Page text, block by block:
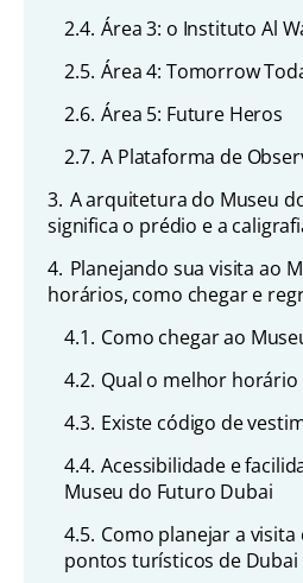
2.4. Área 3: o Instituto Al
2.5. Área 4: Tomorrow
2.6. Área 5: Future Heros
2.7. A Plataforma de
3. A arquitetura do Museu
significa o prédio e a
4. Planejando sua visita ao
horários, como chegar e
4.1. Como chegar ao
4.2. Qual o melhor
4.3. Existe código de
4.4. Acessibilidade e
Museu do Futuro Dubai
4.5. Como planejar a
pontos turísticos de Dubai